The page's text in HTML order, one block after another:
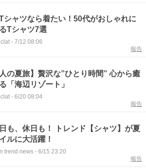
シャツなら着たい！50代がおしゃれに
Tシャツ7選
- 7/12 08:06
報告
人の夏旅】贅沢な”ひとり時間” 心から癒
「海辺リゾート」
- 6/20 08:04
報告
も、休日も！ トレンド【シャツ】が夏
ルに大活躍！
trend news - 6/15 23:20
報告